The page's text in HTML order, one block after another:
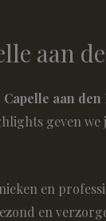
aan
aan den
geven
en
en